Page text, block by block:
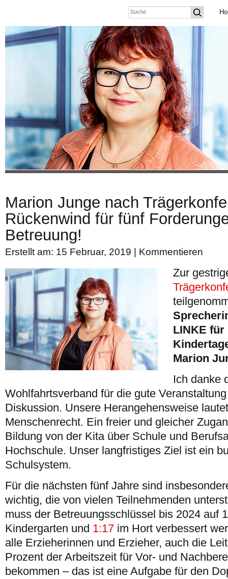
Marion Junge nach
Rückenwind für fünf
Betreuung!
Erstellt am: 15 Februar, 2019 | Kommentieren
Zur
LINKE für
Marion
Ich danke
Wohlfahrtsverband für die gute
Diskussion. Unsere Herangehensweise
Menschenrecht. Ein freier und gleicher
Bildung von der Kita über Schule und
Hochschule. Unser langfristiges Ziel ist ein
Schulsystem.
Für die nächsten fünf Jahre sind
wichtig, die von vielen Teilnehmenden
muss der Betreuungsschlüssel bis 2024 auf
Kindergarten und 1:17 im Hort verbessert
alle Erzieherinnen und Erzieher, auch die
Prozent der Arbeitszeit für Vor- und
bekommen – das ist eine Aufgabe für den